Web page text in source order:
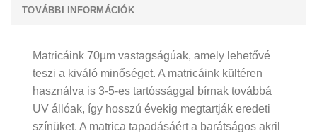
TOVÁBBI INFORMÁCIÓK
Matricáink 70µm vastagságúak, amely lehetővé
teszi a kiváló minőséget. A matricáink kültéren
használva is 3-5-es tartóssággal bírnak továbbá
UV állóak, így hosszú évekig megtartják eredeti
színüket. A matrica tapadásáért a barátságos akril